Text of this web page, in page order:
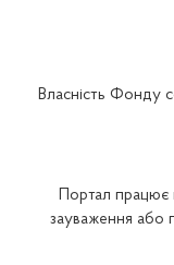
Закарпатське
Запорізьке
Власність Фонду
Портал працює
зауваження або